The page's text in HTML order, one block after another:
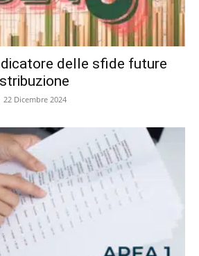
delle sfide future
22 Dicembre 2024